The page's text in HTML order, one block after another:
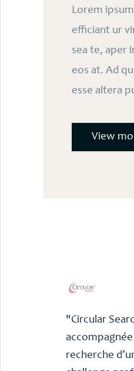
Lorem
efficiant ur
sea te, aper
eos at. Ad
esse altera
View
"Circular
accompagnée
recherche